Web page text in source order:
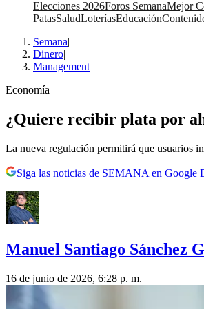
Elecciones 2026Foros SemanaMejor
PatasSaludLoteríasEducación
Semana|
Dinero|
Management
Economía
¿Quiere recibir plata por
La nueva regulación permitirá que usuarios
Siga las noticias de SEMANA en Google
Manuel Santiago Sánchez
16 de junio de 2026, 6:28 p. m.